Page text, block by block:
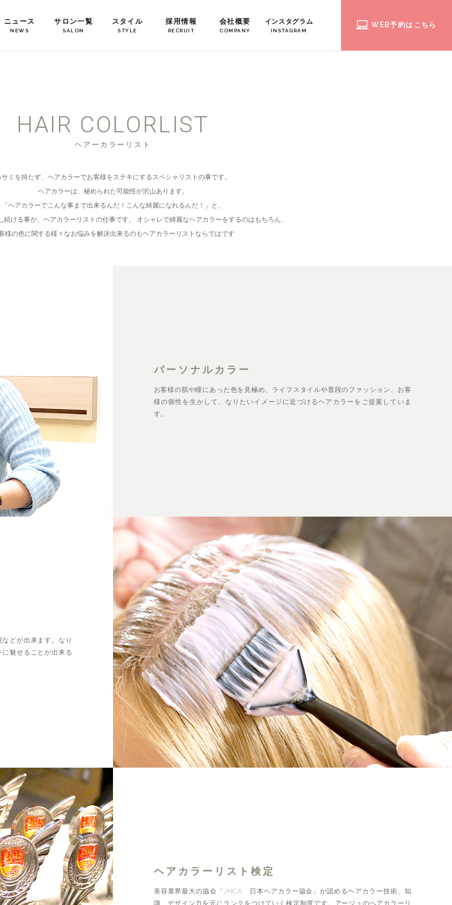
ニュース
NEWS
サロン一覧
SALON
スタイル
STYLE
採用情報
RECRUIT
会社概要
COMPANY
インスタグラム
INSTAGRAM
WEB予約はこちら
HAIR COLORLIST
ヘアーカラーリスト
サミを持たず、ヘアカラーでお客様をステキにするスペシャリストの事です。
ヘアカラーは、秘められた可能性が沢山あります。
「ヘアカラーでこんな事まで出来るんだ！こんな綺麗になれるんだ！」と、
続ける事が、ヘアカラーリストの仕事です。 オシャレで綺麗なヘアカラーをするのはもちろん、
様の色に関する様々なお悩みを解決出来るのもヘアカラーリストならではです
パーソナルカラー
お客様の肌や瞳にあった色を見極め、ライフスタイルや普段のファッション、お客
様の個性を生かして、なりたいイメージに近づけるヘアカラーをご提案していま
す。
どが出来ます。なり
魅せることが出来る
ヘアカラーリスト検定
美容業界最大の協会「JHCA 日本ヘアカラー協会」が認めるヘアカラー技術、知
識、デザイン力を元にランクをつけていく検定制度です。アージュのヘアカラーリ